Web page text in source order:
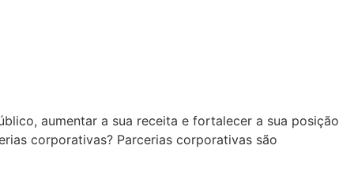
aumentar a sua receita e fortalecer a sua posição
corporativas? Parcerias corporativas são